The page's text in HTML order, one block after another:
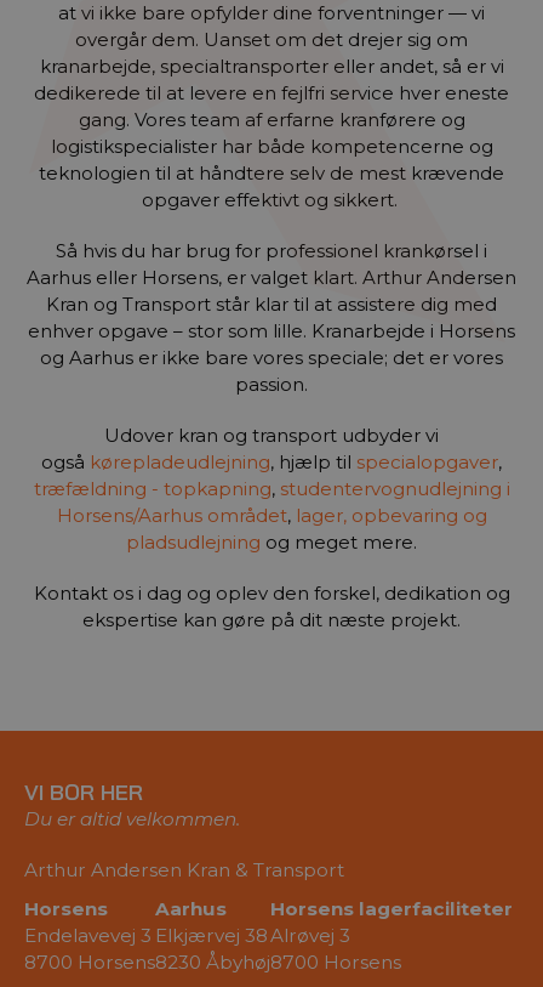
at vi ikke bare opfylder dine forventninger — vi
overgår dem. Uanset om det drejer sig om
kranarbejde, specialtransporter eller andet, så er vi
dedikerede til at levere en fejlfri service hver eneste
gang. Vores team af erfarne kranførere og
logistikspecialister har både kompetencerne og
teknologien til at håndtere selv de mest krævende
opgaver effektivt og sikkert.
Så hvis du har brug for professionel krankørsel i
Aarhus eller Horsens, er valget klart. Arthur Andersen
Kran og Transport står klar til at assistere dig med
enhver opgave – stor som lille. Kranarbejde i Horsens
og Aarhus er ikke bare vores speciale; det er vores
passion.
Udover kran og transport udbyder vi
også kørepladeudlejning, hjælp til specialopgaver,
træfældning - topkapning, studentervognudlejning i
Horsens/Aarhus området, lager, opbevaring og
pladsudlejning og meget mere.
Kontakt os i dag og oplev den forskel, dedikation og
ekspertise kan gøre på dit næste projekt.
VI BOR HER
Du er altid velkommen.
Arthur Andersen Kran & Transport
Horsens
Endelavevej 3
8700 Horsens
Aarhus
Elkjærvej 38
8230 Åbyhøj
Horsens lagerfaciliteter
Alrøvej 3
8700 Horsens